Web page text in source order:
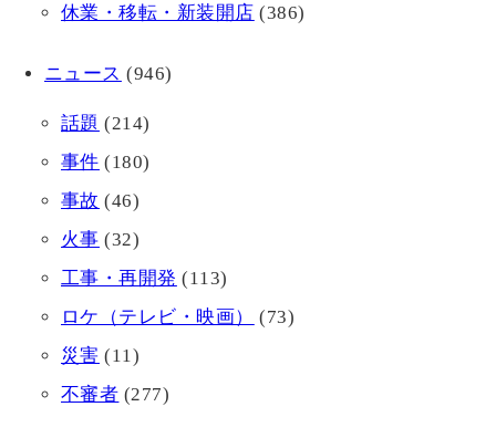
休業・移転・新装開店 (386)
ニュース (946)
話題 (214)
事件 (180)
事故 (46)
火事 (32)
工事・再開発 (113)
ロケ（テレビ・映画）
(73)
災害 (11)
不審者 (277)